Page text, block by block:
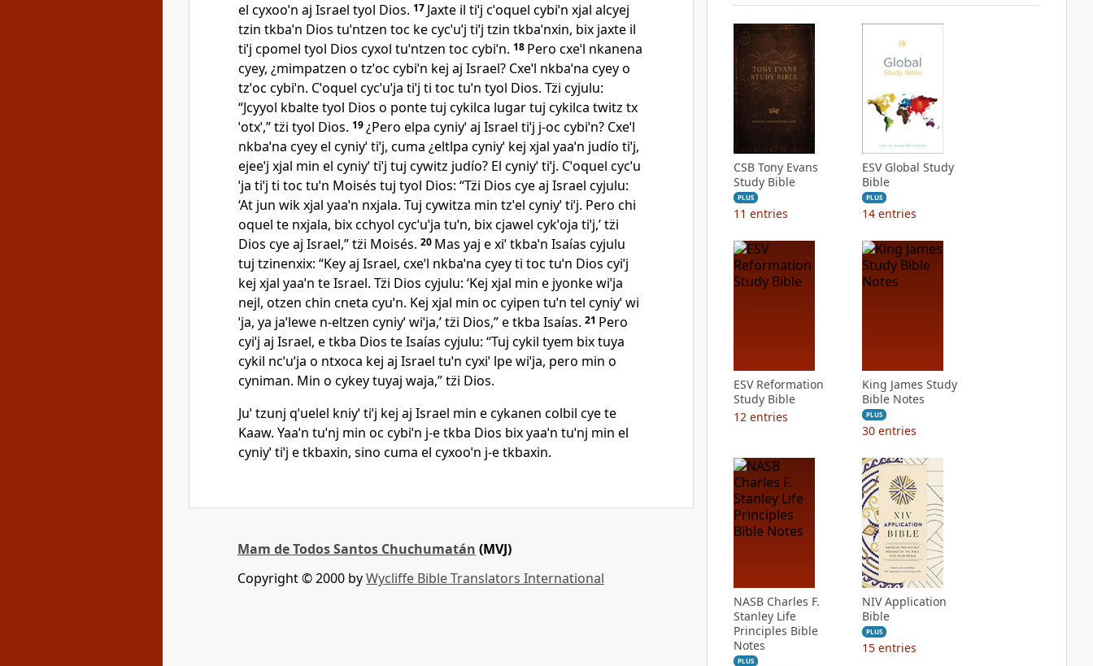
el cyxooˈn aj Israel tyol Dios. 17 Jaxte il tiˈj cˈoquel cybiˈn xjal alcyej
tzin tkbaˈn Dios tuˈntzen toc ke cycˈuˈj tiˈj tzin tkbaˈnxin, bix jaxte il
tiˈj cpomel tyol Dios cyxol tuˈntzen toc cybiˈn. 18 Pero cxeˈl nkanena
cyey, ¿mimpatzen o tzˈoc cybiˈn kej aj Israel? Cxeˈl nkbaˈna cyey o
tzˈoc cybiˈn. Cˈoquel cycˈuˈja tiˈj ti toc tuˈn tyol Dios. Tz̈i cyjulu:
“Jcyyol kbalte tyol Dios o ponte tuj cykilca lugar tuj cykilca twitz tx
ˈotxˈ,” tz̈i tyol Dios. 19¿Pero elpa cyniyˈ aj Israel tiˈj j‑oc cybiˈn? Cxeˈl
nkbaˈna cyey el cyniyˈ tiˈj, cuma ¿eltlpa cyniyˈ kej xjal yaaˈn judío tiˈj,
ejeeˈj xjal min el cyniyˈ tiˈj tuj cywitz judío? El cyniyˈ tiˈj. Cˈoquel cycˈu
ˈja tiˈj ti toc tuˈn Moisés tuj tyol Dios: “Tz̈i Dios cye aj Israel cyjulu:
‘At jun wik xjal yaaˈn nxjala. Tuj cywitza min tzˈel cyniyˈ tiˈj. Pero chi
oquel te nxjala, bix cchyol cycˈuˈja tuˈn, bix cjawel cykˈoja tiˈj,’ tz̈i
Dios cye aj Israel,” tz̈i Moisés. 20 Mas yaj e xiˈ tkbaˈn Isaías cyjulu
tuj tzinenxix: “Key aj Israel, cxeˈl nkbaˈna cyey ti toc tuˈn Dios cyiˈj
kej xjal yaaˈn te Israel. Tz̈i Dios cyjulu: ‘Kej xjal min e jyonke wiˈja
nejl, otzen chin cneta cyuˈn. Kej xjal min oc cyipen tuˈn tel cyniyˈ wi
ˈja, ya jaˈlewe n‑eltzen cyniyˈ wiˈja,’ tz̈i Dios,” e tkba Isaías. 21 Pero
cyiˈj aj Israel, e tkba Dios te Isaías cyjulu: “Tuj cykil tyem bix tuya
cykil ncˈuˈja o ntxoca kej aj Israel tuˈn cyxiˈ lpe wiˈja, pero min o
cyniman. Min o cykey tuyaj waja,” tz̈i Dios.
Juˈ tzunj qˈuelel kniyˈ tiˈj kej aj Israel min e cykanen colbil cye te
Kaaw. Yaaˈn tuˈnj min oc cybiˈn j‑e tkba Dios bix yaaˈn tuˈnj min el
cyniyˈ tiˈj e tkbaxin, sino cuma el cyxooˈn j‑e tkbaxin.
Mam de Todos Santos Chuchumatán (MVJ)
Copyright © 2000 byWycliffe Bible Translators International
CSB Tony Evans
Study Bible
PLUS
11 entries
ESV Global Study
Bible
PLUS
14 entries
ESV Reformation
Study Bible
12 entries
King James Study
Bible Notes
PLUS
30 entries
NASB Charles F.
Stanley Life
Principles Bible
Notes
PLUS
NIV Application
Bible
PLUS
15 entries